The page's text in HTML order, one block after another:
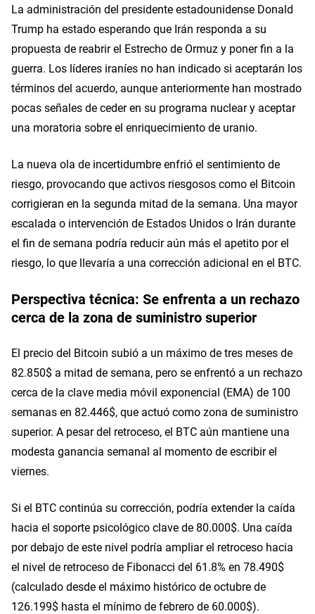
La administración del presidente estadounidense Donald
Trump ha estado esperando que Irán responda a su
propuesta de reabrir el Estrecho de Ormuz y poner fin a la
guerra. Los líderes iraníes no han indicado si aceptarán los
términos del acuerdo, aunque anteriormente han mostrado
pocas señales de ceder en su programa nuclear y aceptar
una moratoria sobre el enriquecimiento de uranio.
La nueva ola de incertidumbre enfrió el sentimiento de
riesgo, provocando que activos riesgosos como el Bitcoin
corrigieran en la segunda mitad de la semana. Una mayor
escalada o intervención de Estados Unidos o Irán durante
el fin de semana podría reducir aún más el apetito por el
riesgo, lo que llevaría a una corrección adicional en el BTC.
Perspectiva técnica: Se enfrenta a un rechazo
cerca de la zona de suministro superior
El precio del Bitcoin subió a un máximo de tres meses de
82.850$ a mitad de semana, pero se enfrentó a un rechazo
cerca de la clave media móvil exponencial (EMA) de 100
semanas en 82.446$, que actuó como zona de suministro
superior. A pesar del retroceso, el BTC aún mantiene una
modesta ganancia semanal al momento de escribir el
viernes.
Si el BTC continúa su corrección, podría extender la caída
hacia el soporte psicológico clave de 80.000$. Una caída
por debajo de este nivel podría ampliar el retroceso hacia
el nivel de retroceso de Fibonacci del 61.8% en 78.490$
(calculado desde el máximo histórico de octubre de
126.199$ hasta el mínimo de febrero de 60.000$).